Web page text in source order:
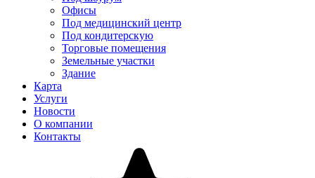
Офисы
Под медицинский центр
Под кондитерскую
Торговые помещения
Земельные участки
Здание
Карта
Услуги
Новости
О компании
Контакты